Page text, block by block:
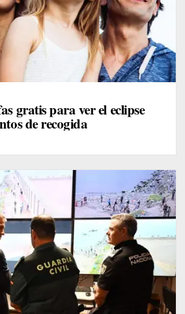
gratis para ver el eclipse
de recogida